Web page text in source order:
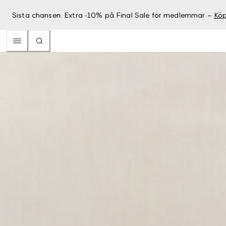
Sista chansen: Extra -10% på Final Sale för medlemmar –